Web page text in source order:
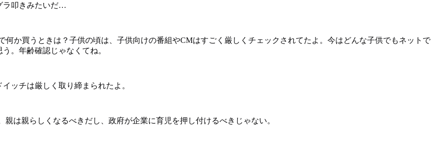
ラ叩きみたいだ…
何か買うときは？子供の頃は、子供向けの番組やCMはすごく厳しくチェックされてたよ。今はどんな子供でもネットで
。年齢確認じゃなくてね。
ッチは厳しく取り締まられたよ。
は親らしくなるべきだし、政府が企業に育児を押し付けるべきじゃない。